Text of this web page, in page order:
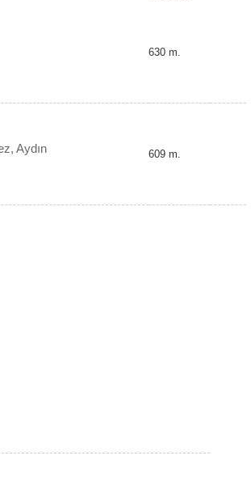
630 m.
Aydın 609 m.